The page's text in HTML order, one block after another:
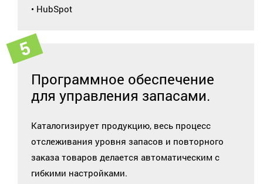
• HubSpot
Программное обеспечение
для управления запасами.
Каталогизирует продукцию, весь процесс
отслеживания уровня запасов и повторного
заказа товаров делается автоматическим с
гибкими настройками.